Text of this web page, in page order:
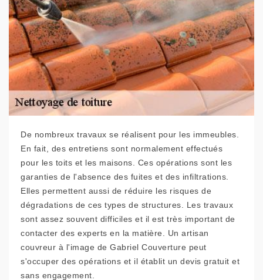
De nombreux travaux se réalisent pour les immeubles.
En fait, des entretiens sont normalement effectués
pour les toits et les maisons. Ces opérations sont les
garanties de l'absence des fuites et des infiltrations.
Elles permettent aussi de réduire les risques de
dégradations de ces types de structures. Les travaux
sont assez souvent difficiles et il est très important de
contacter des experts en la matière. Un artisan
couvreur à l'image de Gabriel Couverture peut
s'occuper des opérations et il établit un devis gratuit et
sans engagement.